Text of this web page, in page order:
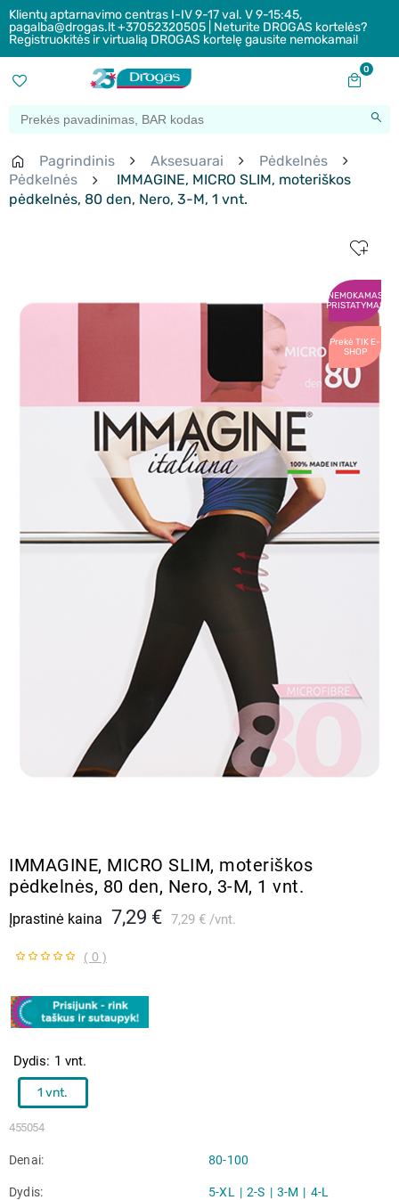
Klientų aptarnavimo centras I-IV 9-17 val. V 9-15:45,
pagalba@drogas.lt +37052320505 | Neturite DROGAS kortelės?
Registruokitės ir virtualią DROGAS kortelę gausite nemokamai!
0
Pagrindinis Aksesuarai
Pėdkelnės
Pėdkelnės
IMMAGINE, MICRO SLIM, moteriškos
pėdkelnės, 80 den, Nero, 3-M, 1 vnt.
NEMOKAMAS
PRISTATYMAS
Prekė TIK E-
SHOP
IMMAGINE, MICRO SLIM, moteriškos
pėdkelnės, 80 den, Nero, 3-M, 1 vnt.
Įprastinė kaina 7,29 € 7,29 € vnt.
( 0 )
455054
Dydis 1 vnt.
1 vnt.
Denai 80-100
Dydis 5-XL 2-S 3-M 4-L